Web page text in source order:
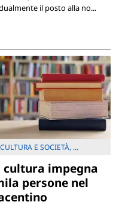
il posto alla no...
CULTURA E SOCIETÀ, ...
cultura impegna
persone nel